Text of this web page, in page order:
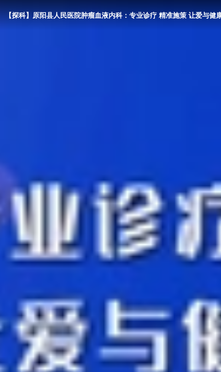
【探科】原阳县人民医院肿瘤血液内科：专业诊疗 精准施策 让爱与健